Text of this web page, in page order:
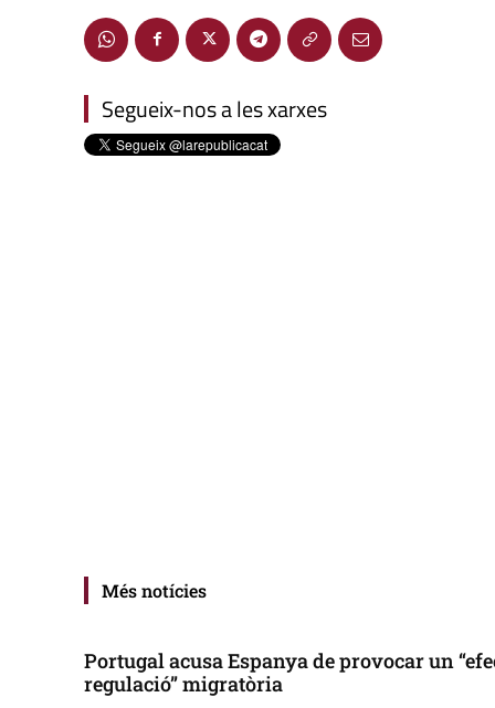
Segueix-nos a les xarxes
Més notícies
Portugal acusa Espanya de provocar un
regulació” migratòria